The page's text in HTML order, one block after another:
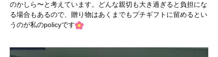
のかしら〜と考えています。どんな親切も大き過ぎると負担にな
る場合もあるので、贈り物はあくまでもプチギフトに留めるとい
うのが私のpolicyです